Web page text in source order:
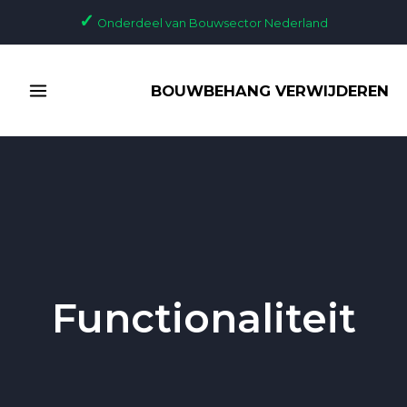
✓ Onderdeel van Bouwsector Nederland
MENU
BOUWBEHANG VERWIJDEREN
Functionaliteit